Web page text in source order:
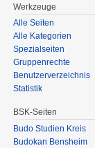
Werkzeuge
Alle Seiten
Alle Kategorien
Spezialseiten
Gruppenrechte
Benutzerverzeichnis
Statistik
BSK-Seiten
Budo Studien Kreis
Budokan Bensheim